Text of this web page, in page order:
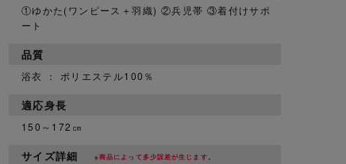
①ゆかた(ワンピース＋羽織) ②兵児帯 ③着付けサポ
ート
品質
浴衣 ： ポリエステル100％
適応身長
150～172㎝
サイズ詳細 ※商品によって多少誤差が生じます。